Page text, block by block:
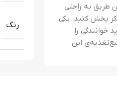
طریق به‌ راحتی
پخش کنید. یکی
خوانندگی را
این
رنگ